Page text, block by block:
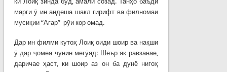
марги ӯ ин андеша шакл гирифт ва филномаи
мусиқии “Агар” рӯи кор омад.
Дар ин филми кутоҳ Лоиқ оиди шоир ва нақши
ӯ дар ҷомеа чунин мегӯяд: Шеър як равзанае,
даричае ҳаст, ки шоир аз он ба дунё нигоҳ